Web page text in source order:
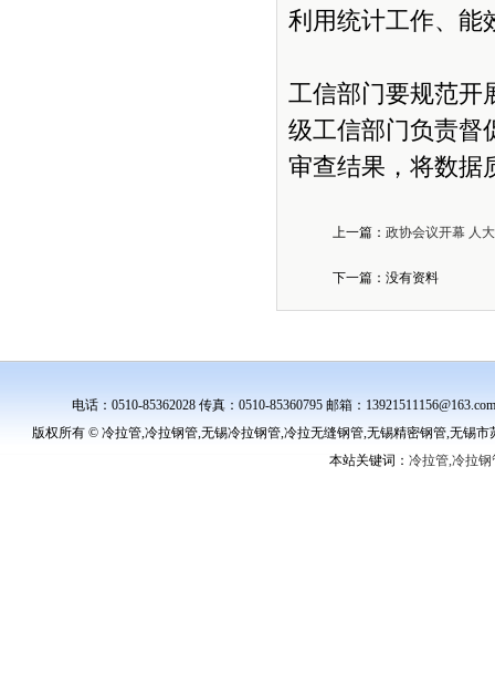
利用统计工作、能
工信部门要规范开
级工信部门负责督
审查结果，将数据
上一篇： 政协会议开幕 人
下一篇：没有资料
电话：0510-85362028 传真：0510-85360795 邮箱：
版权所有 © 冷拉管,冷拉钢管,无锡冷拉钢管,冷拉无缝钢管,无锡精密钢管,无锡
本站关键词： 冷拉管,冷拉